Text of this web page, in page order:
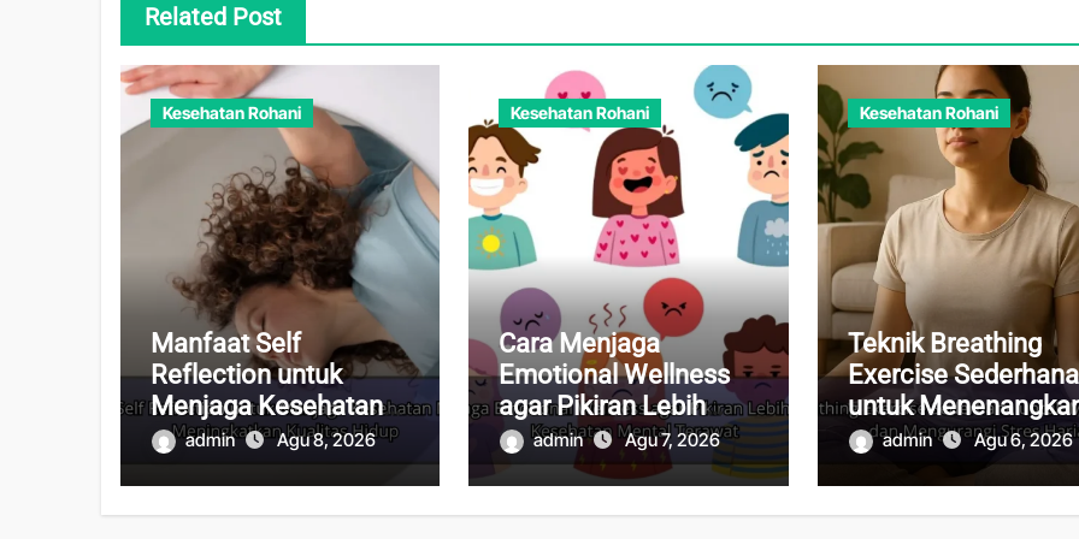
Related Post
Kesehatan Rohani
Manfaat Self
Reflection untuk
Menjaga Kesehatan
Mental dan
admin Agu 8, 2026
Kesehatan Rohani
Cara Menjaga
Emotional Wellness
agar Pikiran Lebih
Tenang dan
Kesehatan Mental
admin Agu 7, 2026
Kesehatan Rohani
Teknik Breathing
Exercise Sederhana
untuk
Pikiran dan
Mengurangi Stres
admin Agu 6, 2026